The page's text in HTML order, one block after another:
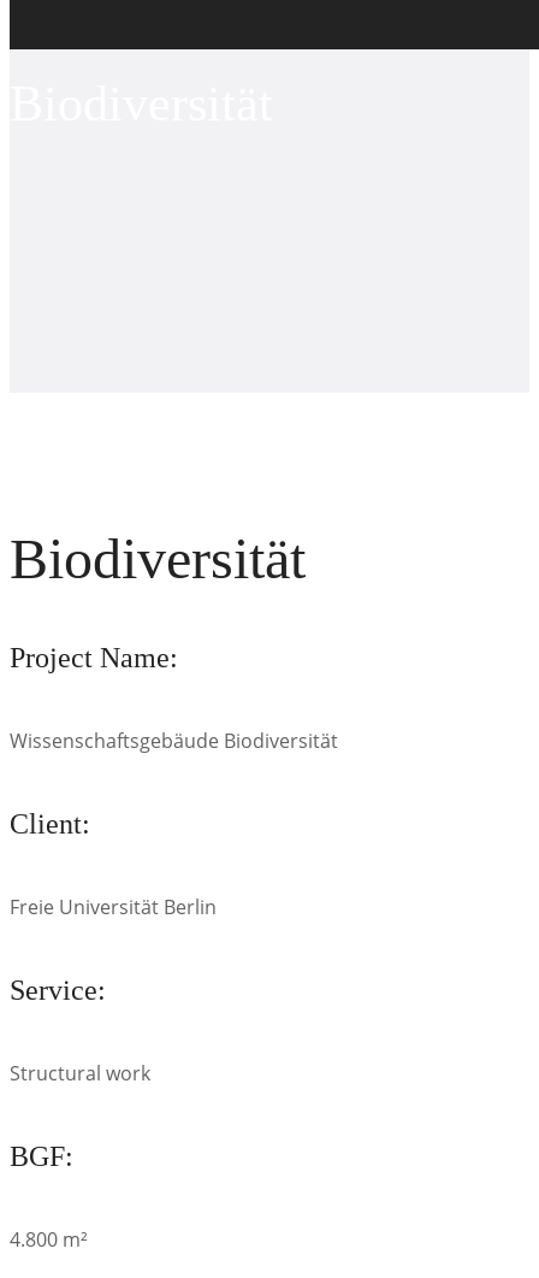
Biodiversität
Project Name:
Wissenschaftsgebäude Biodiversität
Client:
Freie Universität Berlin
Service:
Structural work
BGF:
4.800 m²